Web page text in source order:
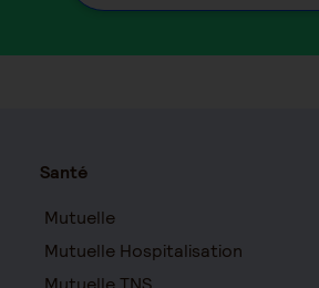
Santé
Mutuelle
Mutuelle Hospitalisation